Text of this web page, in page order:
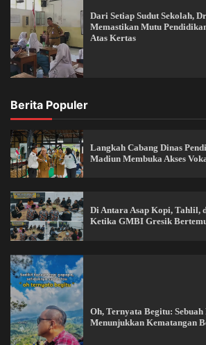
Dari Setiap Sudut Sekolah,
Memastikan Mutu
Atas Kertas
Berita Populer
Langkah Cabang Dinas
Madiun Membuka Akses
Di Antara Asap Kopi, Tahlil,
Ketika GMBI Gresik
Oh, Ternyata Begitu: Sebuah
Menunjukkan Kematangan